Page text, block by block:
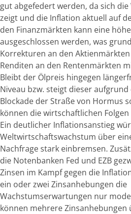
gut abgefedert werden, da sich
zeigt und die Inflation aktuell auf
den Finanzmärkten kann eine
ausgeschlossen werden, was
Korrekturen an den
Renditen an den Rentenmärkten
Bleibt der Ölpreis hingegen
Niveau bzw. steigt dieser
Blockade der Straße von Hormus
können die wirtschaftlichen
Ein deutlicher Inflationsanstieg
Weltwirtschaftswachstum über
Nachfrage stark einbremsen.
die Notenbanken Fed und EZB
Zinsen im Kampf gegen die
ein oder zwei Zinsanhebungen die
Wachstumserwartungen nur
können mehrere Zinsanhebungen